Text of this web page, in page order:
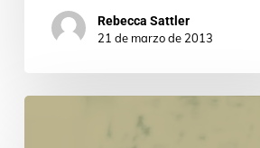
Rebecca Sattler
21 de marzo de 2013